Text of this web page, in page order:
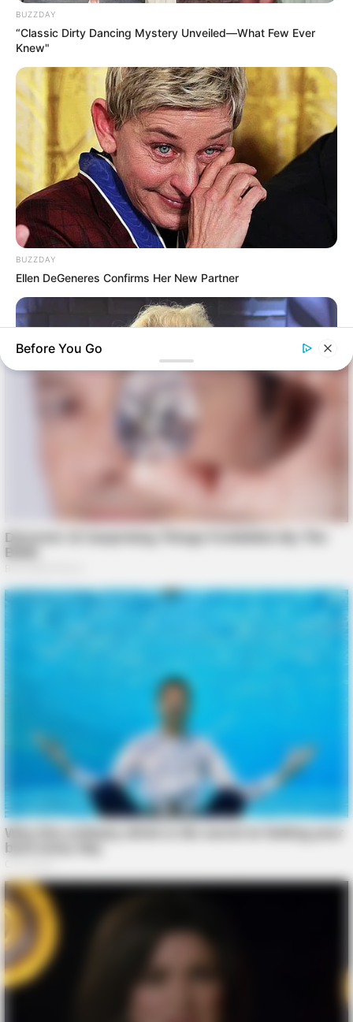
BUZZDAY
“Classic Dirty Dancing Mystery Unveiled—What Few Ever
Knew"
BUZZDAY
Ellen DeGeneres Confirms Her New Partner
Reporter Wears Ill-Fitting Dress In Public? Take A Look
BUZZDAY
Tom Cruise's Daughter Is The Most Beautiful Woman In The
Before You Go